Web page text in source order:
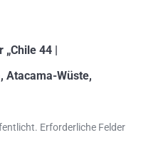
44 |
Atacama-Wüste,
Erforderliche Felder